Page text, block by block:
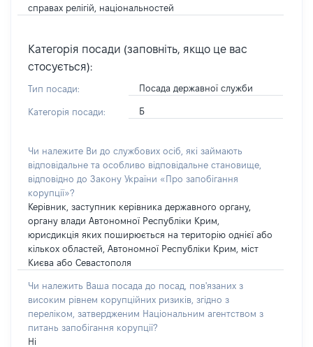
справах релігій, національностей
Категорія посади (заповніть, якщо це вас
стосується):
Тип посади: Посада державної служби
Категорія посади: Б
Чи належите Ви до службових осіб, які займають
відповідальне та особливо відповідальне становище,
відповідно до Закону України «Про запобігання
корупції»?
Керівник, заступник керівника державного органу,
органу влади Автономної Республіки Крим,
юрисдикція яких поширюється на територію однієї або
кількох областей, Автономної Республіки Крим, міст
Києва або Севастополя
Чи належить Ваша посада до посад, пов'язаних з
високим рівнем корупційних ризиків, згідно з
переліком, затвердженим Національним агентством з
питань запобігання корупції?
Ні